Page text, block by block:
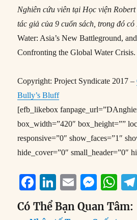
Nghiên cứu viên tại Học viện
tác giả của 9 cuốn sách, trong đó có
Water: Asia’s New Battleground,
Confronting the Global Water Crisis.
Copyright: Project Syndicate 2017 –
Bully’s Bluff
[efb_likebox
box_width=”420″ box_height=””
responsive=”0″ show_faces=”1″
hide_cover=”0″ small_header=”0″
F
a
c
Li
n
k
E
m
ai
M
ss
W
h
at
Có Thể Bạn Quan Tâm: